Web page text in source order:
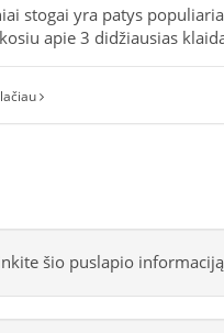
stogai yra patys
apie 3 didžiausias
šio puslapio informaciją